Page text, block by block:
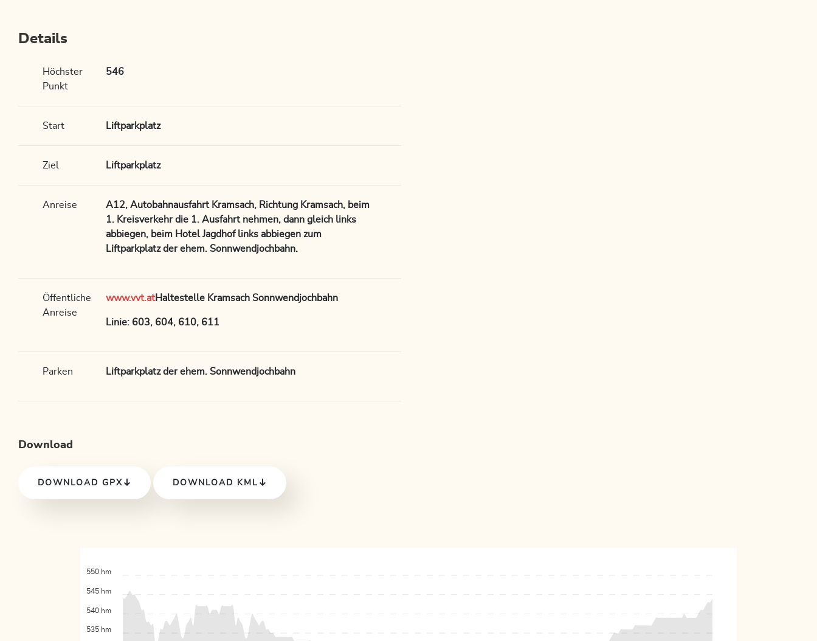
Details
Höchster
Punkt
546
Start Liftparkplatz
Ziel Liftparkplatz
Anreise
A12, Autobahnausfahrt Kramsach, Richtung Kramsach, beim
1. Kreisverkehr die 1. Ausfahrt nehmen, dann gleich links
abbiegen, beim Hotel Jagdhof links abbiegen zum
Liftparkplatz der ehem. Sonnwendjochbahn.
Öffentliche
Anreise
www.vvt.atHaltestelle Kramsach Sonnwendjochbahn
Linie: 603, 604, 610, 611
Parken Liftparkplatz der ehem. Sonnwendjochbahn
Download
DOWNLOAD GPX DOWNLOAD KML
535 hm
540 hm
545 hm
550 hm